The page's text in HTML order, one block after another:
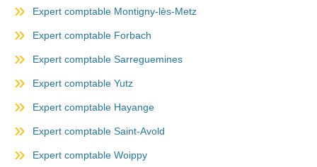
Expert comptable Montigny-lès-Metz
Expert comptable Forbach
Expert comptable Sarreguemines
Expert comptable Yutz
Expert comptable Hayange
Expert comptable Saint-Avold
Expert comptable Woippy